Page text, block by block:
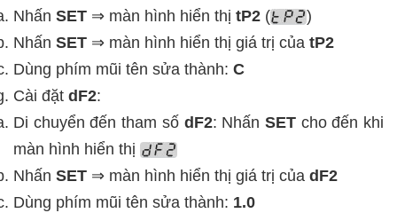
Nhấn SET ⇒ màn hình hiển thị tP2 (
)
Nhấn SET ⇒ màn hình hiển thị giá trị của tP2
Dùng phím mũi tên sửa thành: C
Cài đặt dF2:
Di chuyển đến tham số dF2: Nhấn SETcho đến khi
màn hình hiển thị
Nhấn SET ⇒ màn hình hiển thị giá trị của dF2
Dùng phím mũi tên sửa thành: 1.0